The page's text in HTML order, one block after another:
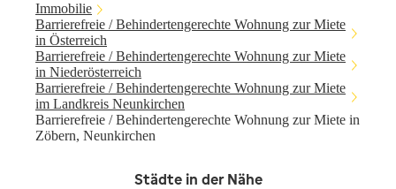
Immobilie
Barrierefreie / Behindertengerechte Wohnung zur Miete
in Österreich
Barrierefreie / Behindertengerechte Wohnung zur Miete
in Niederösterreich
Barrierefreie / Behindertengerechte Wohnung zur Miete
im Landkreis Neunkirchen
Barrierefreie / Behindertengerechte Wohnung zur Miete in
Zöbern, Neunkirchen
Städte in der Nähe